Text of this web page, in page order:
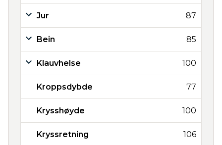
Jur 87
Bein 85
Klauvhelse 100
Kroppsdybde 77
Krysshøyde 100
Kryssretning 106